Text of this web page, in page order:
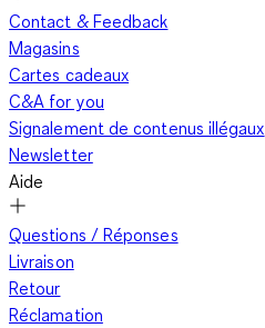
Contact & Feedback
Magasins
Cartes cadeaux
C&A for you
Signalement de contenus illégaux
Newsletter
Aide
Questions / Réponses
Livraison
Retour
Réclamation